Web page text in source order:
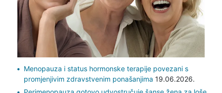
Menopauza i status hormonske terapije povezani s
promjenjivim zdravstvenim ponašanjima 19.06.2026.